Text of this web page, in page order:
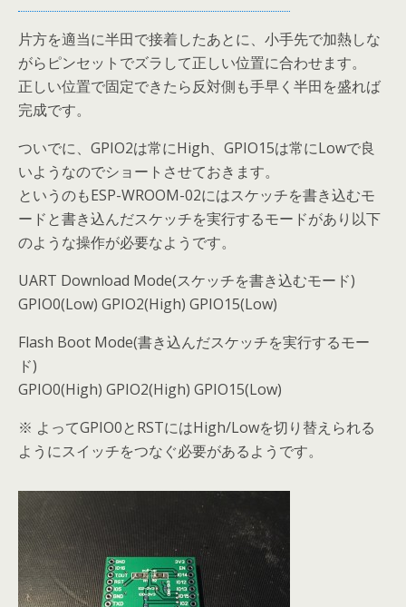
片方を適当に半田で接着したあとに、小手先で加熱しな
がらピンセットでズラして正しい位置に合わせます。
正しい位置で固定できたら反対側も手早く半田を盛れば
完成です。
ついでに、GPIO2は常にHigh、GPIO15は常にLowで良
いようなのでショートさせておきます。
というのもESP-WROOM-02にはスケッチを書き込むモ
ードと書き込んだスケッチを実行するモードがあり以下
のような操作が必要なようです。
UART Download Mode(スケッチを書き込むモード)
GPIO0(Low) GPIO2(High) GPIO15(Low)
Flash Boot Mode(書き込んだスケッチを実行するモー
ド)
GPIO0(High) GPIO2(High) GPIO15(Low)
※ よってGPIO0とRSTにはHigh/Lowを切り替えられる
ようにスイッチをつなぐ必要があるようです。